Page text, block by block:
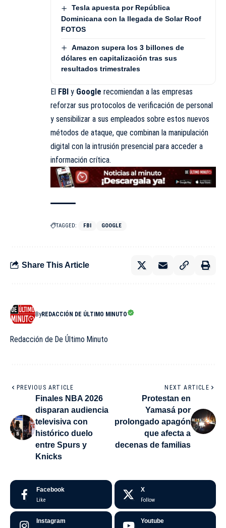
Tesla apuesta por República
Dominicana con la llegada de Solar Roof
FOTOS
Amazon supera los 3 billones de
dólares en capitalización tras sus
resultados trimestrales
El FBI y Google recomiendan a las empresas
reforzar sus protocolos de verificación de personal
y sensibilizar a sus empleados sobre estos nuevos
métodos de ataque, que combinan la manipulación
digital con la intrusión presencial para acceder a
información crítica.
TAGGED: FBI GOOGLE
Share This Article
ByREDACCIÓN DE ÚLTIMO MINUTO
Redacción de De Último Minuto
PREVIOUS ARTICLE
Finales NBA 2026
disparan audiencia
televisiva con
histórico duelo
entre Spurs y
Knicks
NEXT ARTICLE
Protestan en
Yamasá por
prolongado apagón
que afecta a
decenas de familias
Facebook
Like
X
Follow
Instagram Youtube